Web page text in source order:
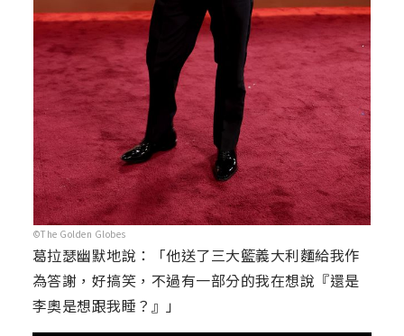
©The Golden Globes
葛拉瑟幽默地說：「他送了三大籃義大利麵給我作
為答謝，好搞笑，不過有一部分的我在想說『還是
李奧是想跟我睡？』」